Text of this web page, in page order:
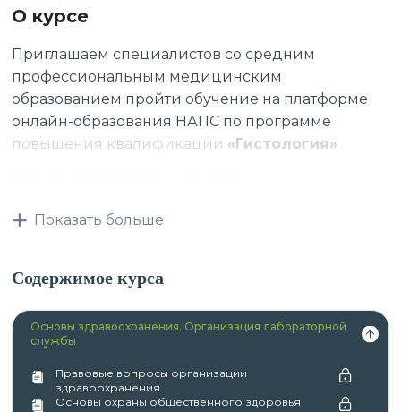
О курсе
Приглашаем специалистов со средним
профессиональным медицинским
образованием пройти обучение на платформе
онлайн-образования НАПС по программе
повышения квалификации «Гистология»
квалификационные требования, указанные в
профессии и специальности, или
квалификационному требованию к
профессиональным знаниям и навыкам,
необходимым для исполнения должностных
Показать больше
Содержимое курса
Основы здравоохранения. Организация лабораторной
службы
Правовые вопросы организации
здравоохранения
Основы охраны общественного здоровья